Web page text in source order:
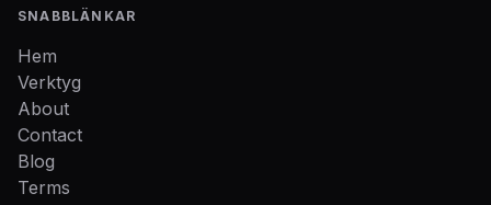
SNABBLÄNKAR
Hem
Verktyg
About
Contact
Blog
Terms